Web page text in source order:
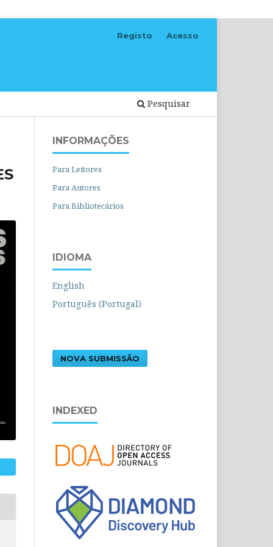
Pesquisar
Registo Acesso
INFORMAÇÕES
Para Leitores
Para Autores
Para Bibliotecários
IDIOMA
English
Português (Portugal)
NOVA SUBMISSÃO
INDEXED